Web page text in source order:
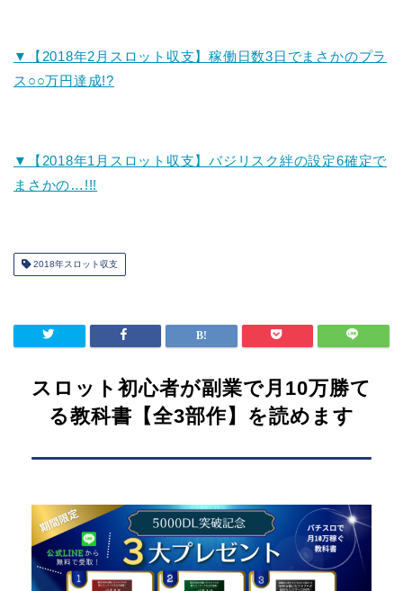
▼【2018年2月スロット収支】稼働日数3日でまさかのプラ
ス○○万円達成!?
▼【2018年1月スロット収支】バジリスク絆の設定6確定で
まさかの…!!!
2018年スロット収支
スロット初心者が副業で月10万勝て
る教科書【全3部作】を読めます